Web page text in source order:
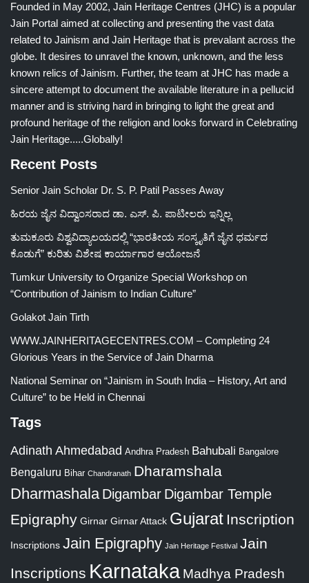
Founded in May 2002, Jain Heritage Centres (JHC) is a popular
Jain Portal aimed at collecting and presenting the vast data
related to Jainism and Jain Heritage that is prevalant across the
globe. It desires to unravel the known, unknown, and the less
known relics of Jainism. Further, the team at JHC has made a
sincere attempt to document the available literature in a pellucid
manner and is striving hard in bringing to light the great and
profound heritage of the religion and looks forward in Celebrating
Jain Heritage.....Globally!
Recent Posts
Senior Jain Scholar Dr. S. P. Patil Passes Away
ಹಿರಯ ಜೈನ ವಿದ್ವಾಂಸರಾದ ಡಾ. ಎಸ್. ಪಿ. ಪಾಟೀಲರು ಇನ್ನಿಲ್ಲ
ತುಮಕೂರು ವಿಶ್ವವಿದ್ಯಾಲಯದಲ್ಲಿ “ಭಾರತೀಯ ಸಂಸ್ಕೃತಿಗೆ ಜೈನ ಧರ್ಮದ
ಕೊಡುಗೆ” ಕುರಿತು ವಿಶೇಷ ಕಾರ್ಯಾಗಾರ ಆಯೋಜನೆ
Tumkur University to Organize Special Workshop on
“Contribution of Jainism to Indian Culture”
Golakot Jain Tirth
WWW.JAINHERITAGECENTRES.COM – Completing 24
Glorious Years in the Service of Jain Dharma
National Seminar on “Jainism in South India – History, Art and
Culture” to be Held in Chennai
Tags
Adinath Ahmedabad Andhra Pradesh Bahubali Bangalore
Bengaluru Bihar Chandranath Dharamshala
Dharmashala Digambar Digambar Temple
Epigraphy Girnar Girnar Attack Gujarat Inscription
Inscriptions Jain Epigraphy Jain Heritage Festival Jain
Inscriptions Karnataka Madhya Pradesh